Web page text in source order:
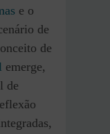
e o
de
de
emerge,
de